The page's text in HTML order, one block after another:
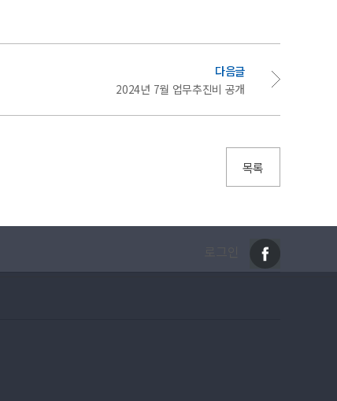
다음글
2024년 7월 업무추진비 공개
목록